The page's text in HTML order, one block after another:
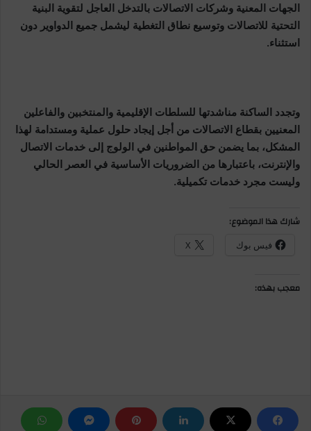
الجهات المعنية وشركات الاتصالات بالتدخل العاجل لتقوية البنية
التحتية للاتصالات وتوسيع نطاق التغطية ليشمل جميع الدواوير دون
استثناء.
وتجدد الساكنة مناشدتها للسلطات الإقليمية والمنتخبين والفاعلين
المعنيين بقطاع الاتصالات من أجل إيجاد حلول عملية ومستدامة لهذا
المشكل، بما يضمن حق المواطنين في الولوج إلى خدمات الاتصال
والإنترنت، باعتبارها من الضروريات الأساسية في العصر الحالي
وليست مجرد خدمات تكميلية.
شارك هذا الموضوع:
فيس بوك X
معجب بهذه: